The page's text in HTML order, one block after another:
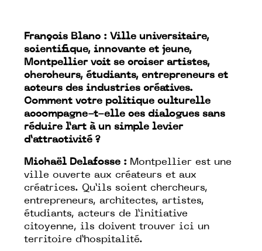
François Blanc : Ville universitaire,
scientifique, innovante et jeune,
Montpellier voit se croiser artistes,
chercheurs, étudiants, entrepreneurs et
acteurs des industries créatives.
Comment votre politique culturelle
accompagne-t-elle ces dialogues sans
réduire l’art à un simple levier
d’attractivité ?
Michaël Delafosse : Montpellier est une
ville ouverte aux créateurs et aux
créatrices. Qu’ils soient chercheurs,
entrepreneurs, architectes, artistes,
étudiants, acteurs de l’initiative
citoyenne, ils doivent trouver ici un
territoire d’hospitalité.